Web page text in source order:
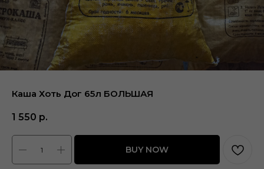
Каша Хоть Дог 65л БОЛЬШАЯ
1 550 р.
BUY NOW